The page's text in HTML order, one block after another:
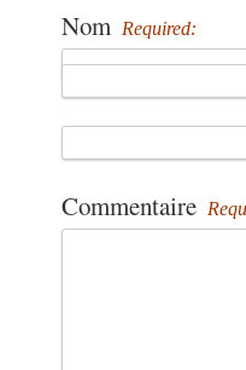
Nom Required:
Commentaire